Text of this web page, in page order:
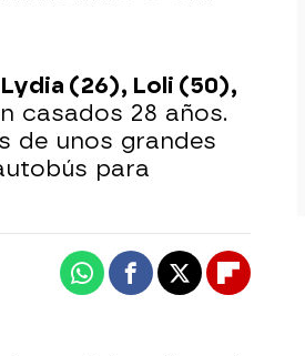
Lydia (26), Loli (50),
casados 28 años.
de unos grandes
para
WhatsappFacebook
X Flipboard